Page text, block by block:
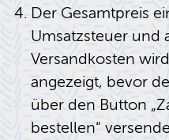
Der Gesamtpreis
Umsatzsteuer und
Versandkosten
angezeigt, bevor
über den Button
bestellen“